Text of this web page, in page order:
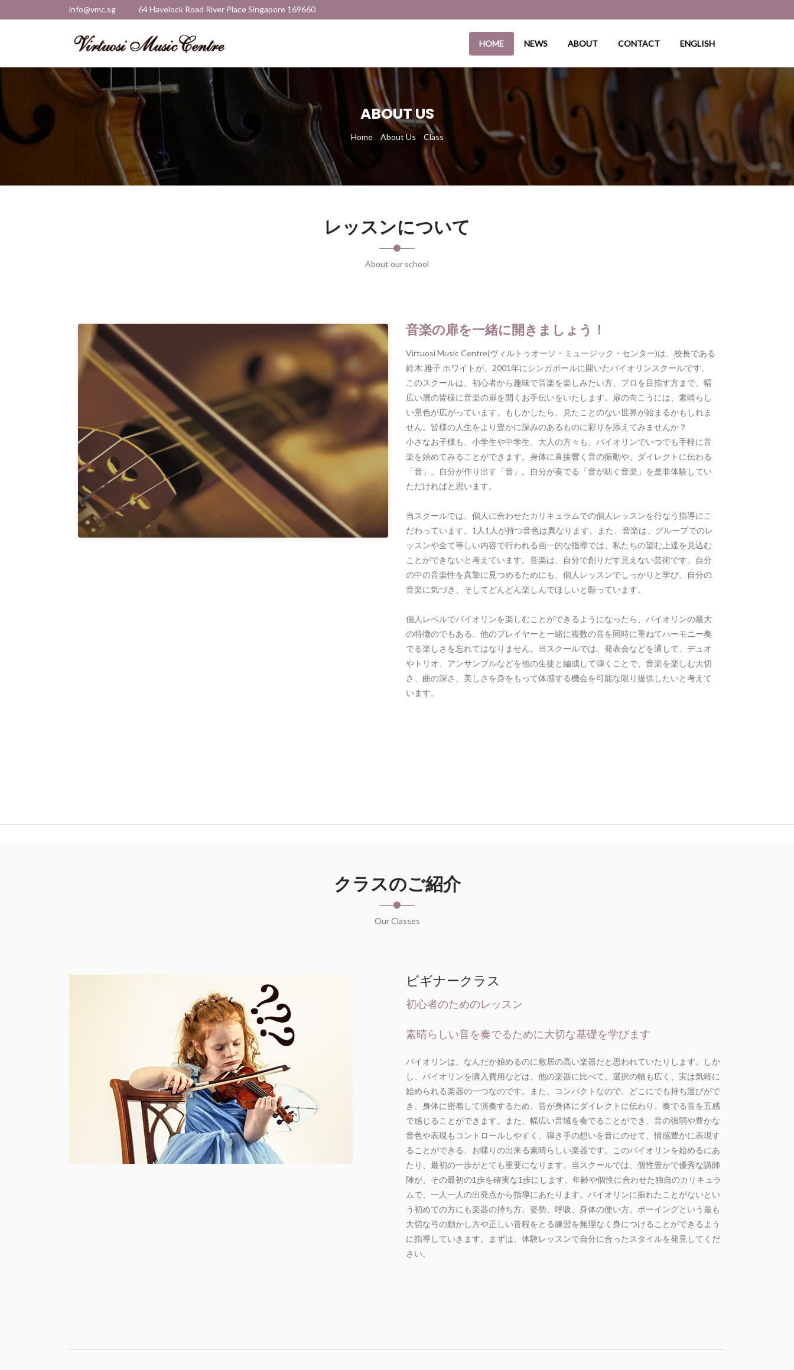
info@vmc.sg 64 Havelock Road River Place Singapore 169660
HOME NEWS ABOUT CONTACT ENGLISH
ABOUT US
Home About Us Class
レッスンについて
About our school
音楽の扉を一緒に開きましょう！
Virtuosi Music Centre(ヴィルトゥオーソ・ミュージック・センター)は、校長である
鈴木 雅子 ホワイトが、2001年にシンガポールに開いたバイオリンスクールです。
このスクールは、初心者から趣味で音楽を楽しみたい方、プロを目指す方まで、幅
広い層の皆様に音楽の扉を開くお手伝いをいたします。扉の向こうには、素晴らし
い景色が広がっています。もしかしたら、見たことのない世界が始まるかもしれま
せん。皆様の人生をより豊かに深みのあるものに彩りを添えてみませんか？
小さなお子様も、小学生や中学生、大人の方々も、バイオリンでいつでも手軽に音
楽を始めてみることができます。身体に直接響く音の振動や、ダイレクトに伝わる
「音」。自分が作り出す「音」。自分が奏でる「音が紡ぐ音楽」を是非体験してい
ただければと思います。
当スクールでは、個人に合わせたカリキュラムでの個人レッスンを行なう指導にこ
だわっています。1人1人が持つ音色は異なります。また、音楽は、グループでのレ
ッスンや全て等しい内容で行われる画一的な指導では、私たちの望む上達を見込む
ことができないと考えています。音楽は、自分で創りだす見えない芸術です。自分
の中の音楽性を真摯に見つめるためにも、個人レッスンでしっかりと学び、自分の
音楽に気づき、そしてどんどん楽しんでほしいと願っています。
個人レベルでバイオリンを楽しむことができるようになったら、バイオリンの最大
の特徴のでもある、他のプレイヤーと一緒に複数の音を同時に重ねてハーモニー奏
でる楽しさを忘れてはなりません。当スクールでは、発表会などを通して、デュオ
やトリオ、アンサンブルなどを他の生徒と編成して弾くことで、音楽を楽しむ大切
さ、曲の深さ、美しさを身をもって体感する機会を可能な限り提供したいと考えて
います。
クラスのご紹介
Our Classes
ビギナークラス
初心者のためのレッスン
素晴らしい音を奏でるために大切な基礎を学びます
バイオリンは、なんだか始めるのに敷居の高い楽器だと思われていたりします。しか
し、バイオリンを購入費用などは、他の楽器に比べて、選択の幅も広く、実は気軽に
始められる楽器の一つなのです。また、コンパクトなので、どこにでも持ち運びがで
き、身体に密着して演奏するため、音が身体にダイレクトに伝わり、奏でる音を五感
で感じることができます。また、幅広い音域を奏でることができ、音の強弱や豊かな
音色や表現もコントロールしやすく、弾き手の想いを音にのせて、情感豊かに表現す
ることができる、お喋りの出来る素晴らしい楽器です。このバイオリンを始めるにあ
たり、最初の一歩がとても重要になります。当スクールでは、個性豊かで優秀な講師
陣が、その最初の1歩を確実な1歩にします。年齢や個性に合わせた独自のカリキュラ
ムで、一人一人の出発点から指導にあたります。バイオリンに振れたことがないとい
う初めての方にも楽器の持ち方、姿勢、呼吸、身体の使い方、ボーイングという最も
大切な弓の動かし方や正しい音程をとる練習を無理なく身につけることができるよう
に指導していきます。まずは、体験レッスンで自分に合ったスタイルを発見してくだ
さい。